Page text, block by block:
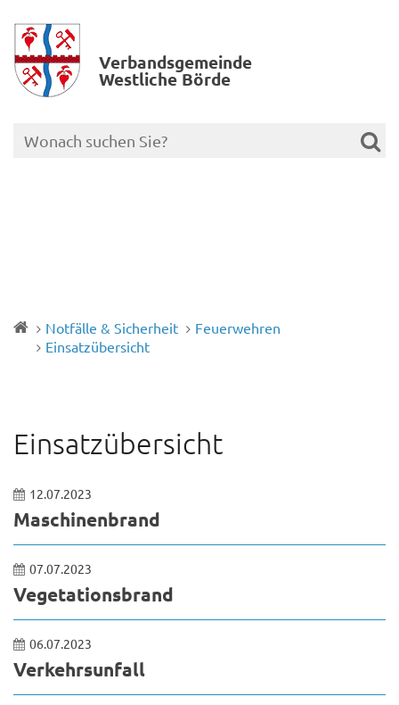
Verbands­gemeinde
Westliche Börde
Notfälle & Sicherheit
Feuerwehren
Einsatzübersicht
Einsatzübersicht
12.07.2023
Maschinenbrand
07.07.2023
Vegetationsbrand
06.07.2023
Verkehrsunfall